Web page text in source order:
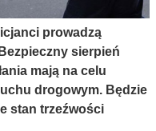
prowadzą
sierpień
mają na celu
drogowym. Będzie
stan trzeźwości